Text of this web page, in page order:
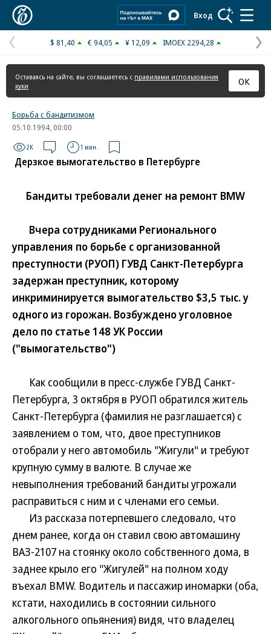
Вход
Предыдущая
страница
$ 81,40 € 94,05 ¥ 12,09 IMOEX 2294,28
Оставаясь на сайте, вы соглашаетесь с правилами использования
куки
ОК
Борьба с бандитизмом
05.10.1994, 00:00
2K 1 мин.
Дерзкое вымогательство в Петербурге
Бандиты требовали денег на ремонт BMW
Вчера сотрудниками Регионального
управления по борьбе с организованной
преступности (РУОП) ГУВД Санкт-Петербурга
задержан преступник, которому
инкриминируется вымогательство $3,5 тыс. у
одного из горожан. Возбуждено уголовное
дело по статье 148 УК России
("вымогательство")
Как сообщили в пресс-службе ГУВД Санкт-
Петербурга, 3 октября в РУОП обратился житель
Санкт-Петербурга (фамилия не разглашается) с
заявлением о том, что, двое преступников
отобрали у него автомобиль "Жигули" и требуют
крупную сумму в валюте. В случае же
невыполнения требований бандиты угрожали
расправиться с ним и с членами его семьи.
Из рассказа потерпевшего следовало, что
днем ранее, когда он ставил свою автомашину
ВАЗ-2107 на стоянку около собственного дома, в
заднее крыло его "Жигулей" на полном ходу
въехал BMW. Водитель и пассажир иномарки (оба,
кстати, находились в состоянии сильного
алкогольного опьянения) видя, что владелец